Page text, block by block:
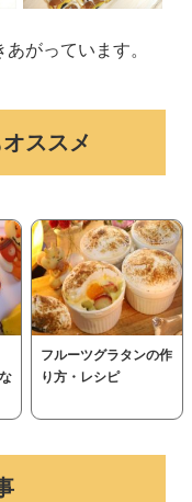
がっています。
ススメ
フルーツグラタンの作
り方・レシピ